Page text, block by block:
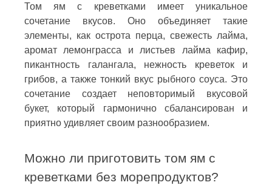
Том ям с креветками имеет уникальное
сочетание вкусов. Оно объединяет такие
элементы, как острота перца, свежесть лайма,
аромат лемонграсса и листьев лайма кафир,
пикантность галангала, нежность креветок и
грибов, а также тонкий вкус рыбного соуса. Это
сочетание создает неповторимый вкусовой
букет, который гармонично сбалансирован и
приятно удивляет своим разнообразием.
Можно ли приготовить том ям с
креветками без морепродуктов?